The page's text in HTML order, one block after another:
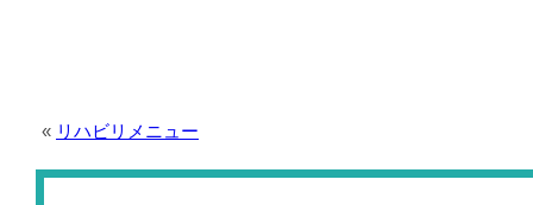
« リハビリメニュー